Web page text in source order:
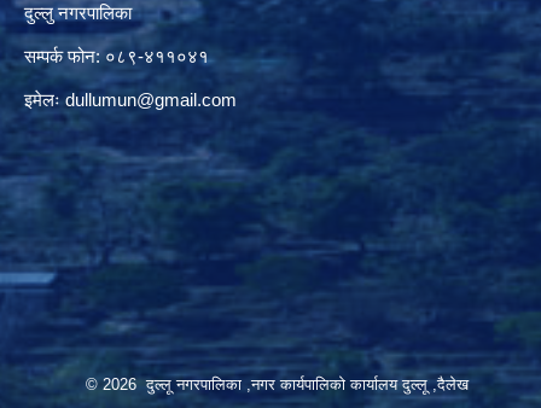
दुल्लु नगरपालिका
सम्पर्क फोन: ०८९-४११०४१
इमेलःdullumun@gmail.com
© 2026 दुल्लू नगरपालिका ,नगर कार्यपालिकाे कार्यालय दुल्लू ,दैलेख